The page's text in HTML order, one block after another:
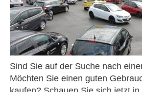
Sind Sie auf der Suche nach
Möchten Sie einen guten